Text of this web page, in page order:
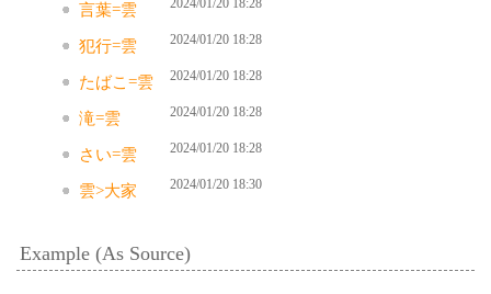
言葉=雲 2024/01/20 18:28
犯行=雲 2024/01/20 18:28
たばこ=雲 2024/01/20 18:28
滝=雲 2024/01/20 18:28
さい=雲 2024/01/20 18:28
雲>大家 2024/01/20 18:30
Example (As Source)